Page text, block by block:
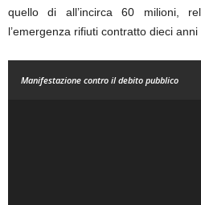
quello di all’incirca 60 milioni,
l’emergenza rifiuti contratto dieci anni
Manifestazione contro il debito pubblico